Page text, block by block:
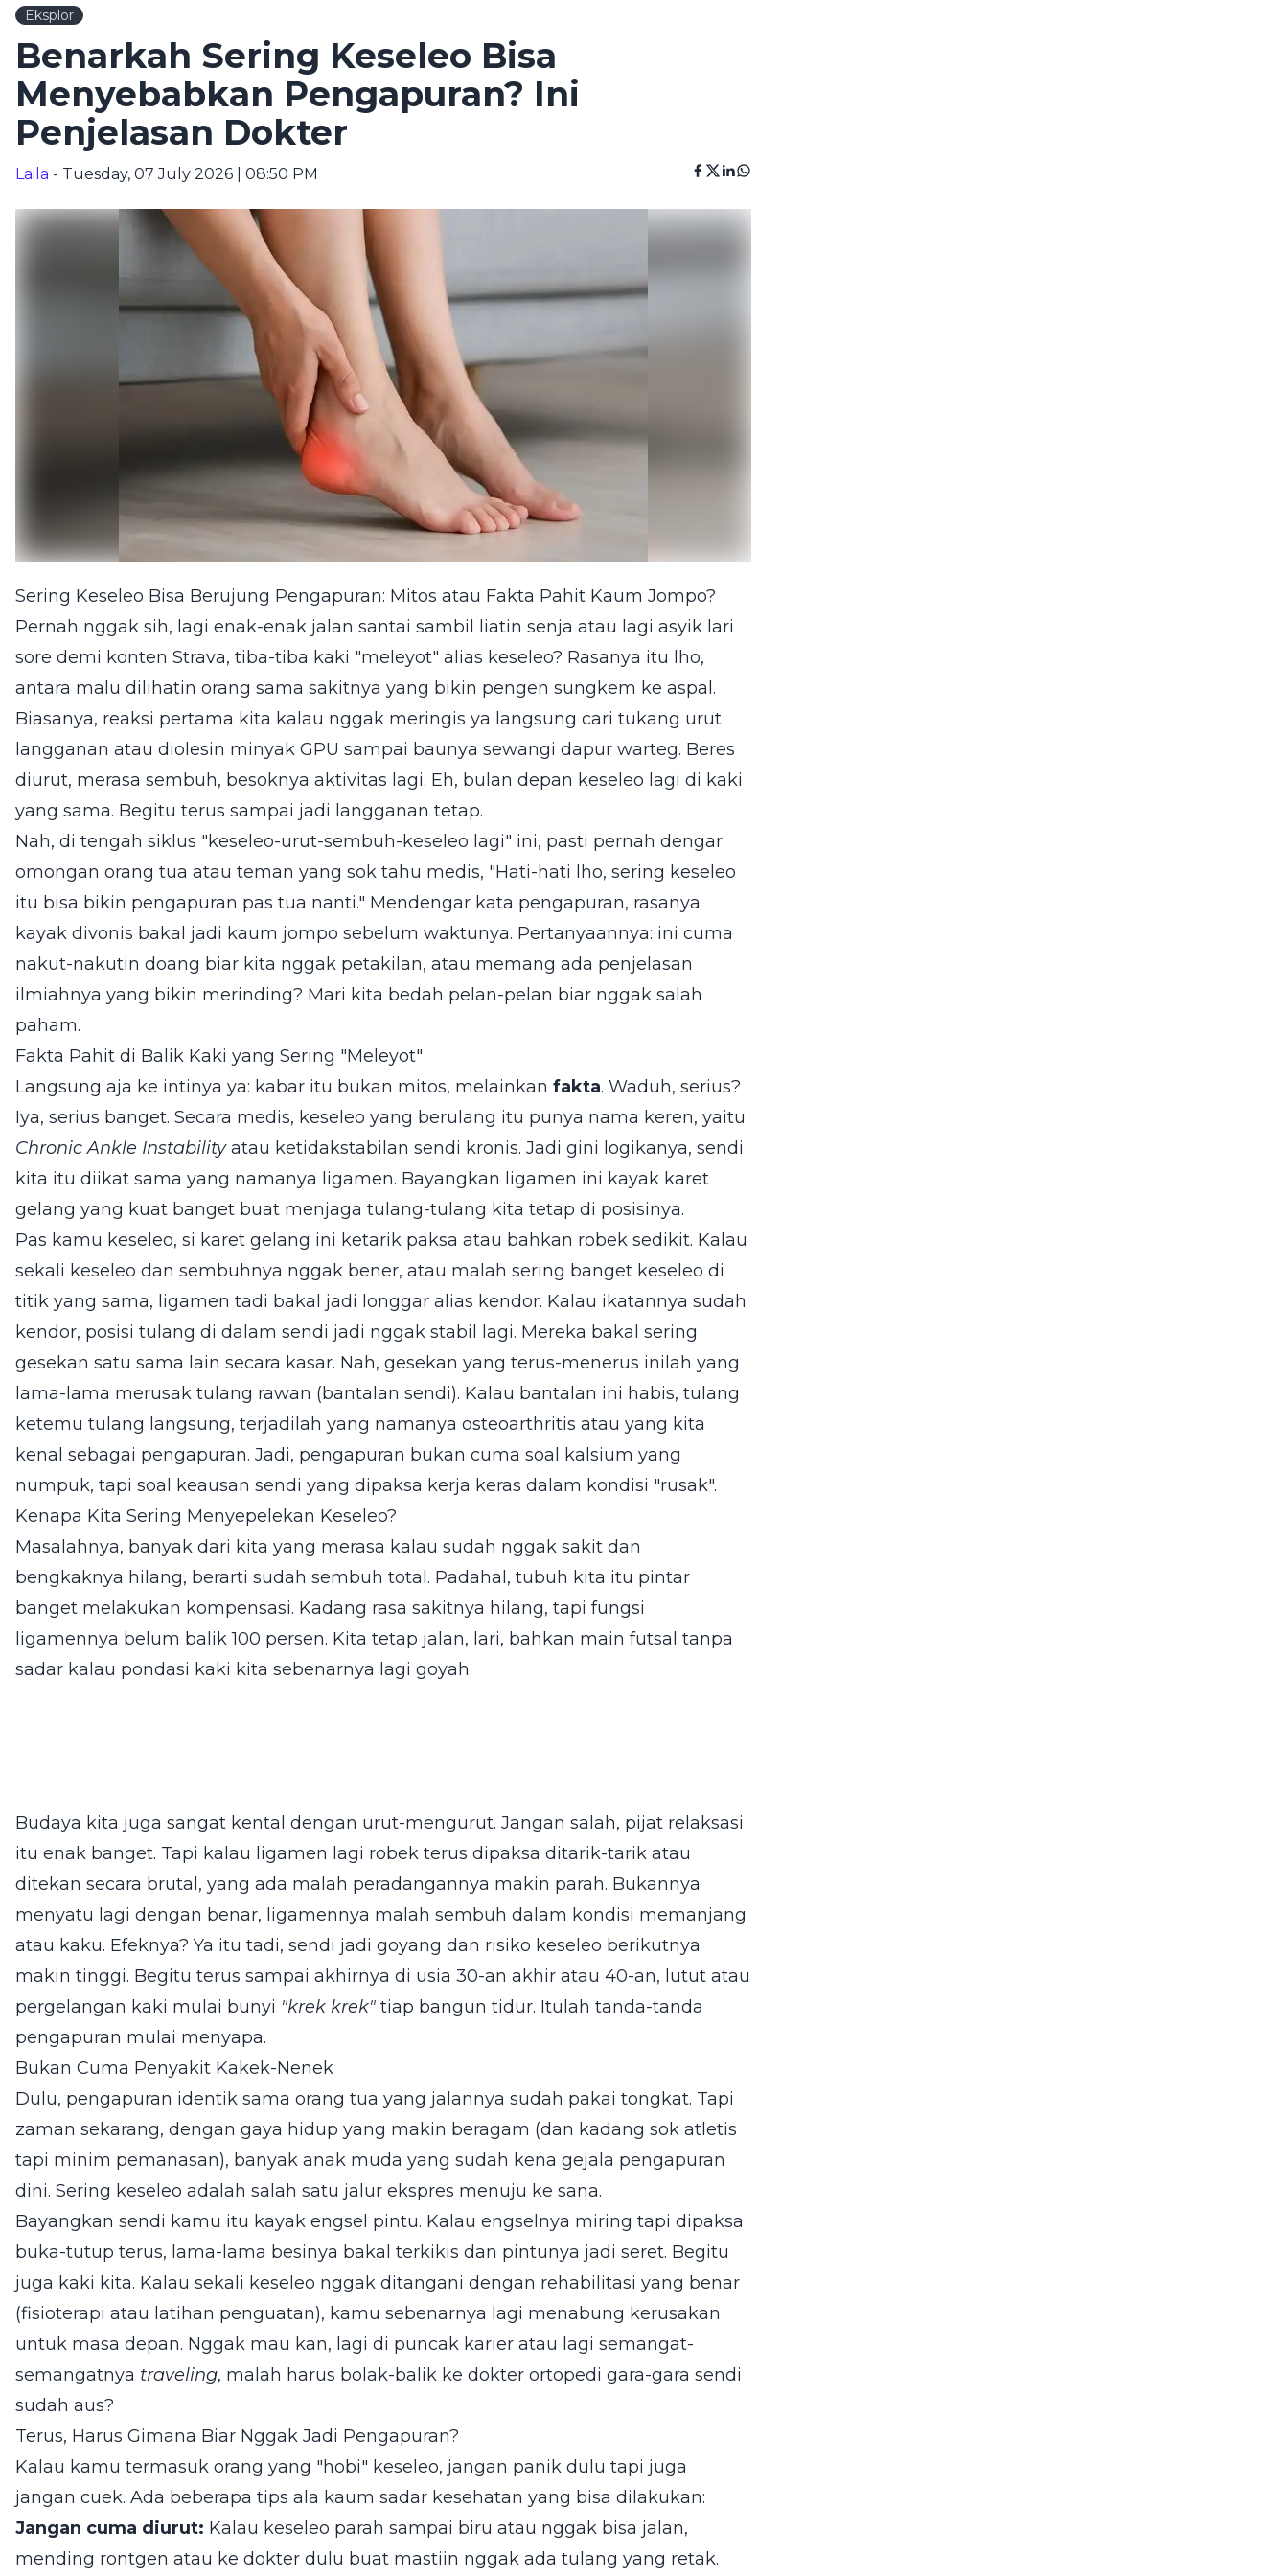
Eksplor
Benarkah Sering Keseleo Bisa
Menyebabkan Pengapuran? Ini
Penjelasan Dokter
Laila - Tuesday, 07 July 2026 | 08:50 PM
Sering Keseleo Bisa Berujung Pengapuran: Mitos atau Fakta Pahit Kaum Jompo?
Pernah nggak sih, lagi enak-enak jalan santai sambil liatin senja atau lagi asyik lari
sore demi konten Strava, tiba-tiba kaki "meleyot" alias keseleo? Rasanya itu lho,
antara malu dilihatin orang sama sakitnya yang bikin pengen sungkem ke aspal.
Biasanya, reaksi pertama kita kalau nggak meringis ya langsung cari tukang urut
langganan atau diolesin minyak GPU sampai baunya sewangi dapur warteg. Beres
diurut, merasa sembuh, besoknya aktivitas lagi. Eh, bulan depan keseleo lagi di kaki
yang sama. Begitu terus sampai jadi langganan tetap.
Nah, di tengah siklus "keseleo-urut-sembuh-keseleo lagi" ini, pasti pernah dengar
omongan orang tua atau teman yang sok tahu medis, "Hati-hati lho, sering keseleo
itu bisa bikin pengapuran pas tua nanti." Mendengar kata pengapuran, rasanya
kayak divonis bakal jadi kaum jompo sebelum waktunya. Pertanyaannya: ini cuma
nakut-nakutin doang biar kita nggak petakilan, atau memang ada penjelasan
ilmiahnya yang bikin merinding? Mari kita bedah pelan-pelan biar nggak salah
paham.
Fakta Pahit di Balik Kaki yang Sering "Meleyot"
Langsung aja ke intinya ya: kabar itu bukan mitos, melainkan fakta. Waduh, serius?
Iya, serius banget. Secara medis, keseleo yang berulang itu punya nama keren, yaitu
Chronic Ankle Instabilityatau ketidakstabilan sendi kronis. Jadi gini logikanya, sendi
kita itu diikat sama yang namanya ligamen. Bayangkan ligamen ini kayak karet
gelang yang kuat banget buat menjaga tulang-tulang kita tetap di posisinya.
Pas kamu keseleo, si karet gelang ini ketarik paksa atau bahkan robek sedikit. Kalau
sekali keseleo dan sembuhnya nggak bener, atau malah sering banget keseleo di
titik yang sama, ligamen tadi bakal jadi longgar alias kendor. Kalau ikatannya sudah
kendor, posisi tulang di dalam sendi jadi nggak stabil lagi. Mereka bakal sering
gesekan satu sama lain secara kasar. Nah, gesekan yang terus-menerus inilah yang
lama-lama merusak tulang rawan (bantalan sendi). Kalau bantalan ini habis, tulang
ketemu tulang langsung, terjadilah yang namanya osteoarthritis atau yang kita
kenal sebagai pengapuran. Jadi, pengapuran bukan cuma soal kalsium yang
numpuk, tapi soal keausan sendi yang dipaksa kerja keras dalam kondisi "rusak".
Kenapa Kita Sering Menyepelekan Keseleo?
Masalahnya, banyak dari kita yang merasa kalau sudah nggak sakit dan
bengkaknya hilang, berarti sudah sembuh total. Padahal, tubuh kita itu pintar
banget melakukan kompensasi. Kadang rasa sakitnya hilang, tapi fungsi
ligamennya belum balik 100 persen. Kita tetap jalan, lari, bahkan main futsal tanpa
sadar kalau pondasi kaki kita sebenarnya lagi goyah.
Budaya kita juga sangat kental dengan urut-mengurut. Jangan salah, pijat relaksasi
itu enak banget. Tapi kalau ligamen lagi robek terus dipaksa ditarik-tarik atau
ditekan secara brutal, yang ada malah peradangannya makin parah. Bukannya
menyatu lagi dengan benar, ligamennya malah sembuh dalam kondisi memanjang
atau kaku. Efeknya? Ya itu tadi, sendi jadi goyang dan risiko keseleo berikutnya
makin tinggi. Begitu terus sampai akhirnya di usia 30-an akhir atau 40-an, lutut atau
pergelangan kaki mulai bunyi "krek krek" tiap bangun tidur. Itulah tanda-tanda
pengapuran mulai menyapa.
Bukan Cuma Penyakit Kakek-Nenek
Dulu, pengapuran identik sama orang tua yang jalannya sudah pakai tongkat. Tapi
zaman sekarang, dengan gaya hidup yang makin beragam (dan kadang sok atletis
tapi minim pemanasan), banyak anak muda yang sudah kena gejala pengapuran
dini. Sering keseleo adalah salah satu jalur ekspres menuju ke sana.
Bayangkan sendi kamu itu kayak engsel pintu. Kalau engselnya miring tapi dipaksa
buka-tutup terus, lama-lama besinya bakal terkikis dan pintunya jadi seret. Begitu
juga kaki kita. Kalau sekali keseleo nggak ditangani dengan rehabilitasi yang benar
(fisioterapi atau latihan penguatan), kamu sebenarnya lagi menabung kerusakan
untuk masa depan. Nggak mau kan, lagi di puncak karier atau lagi semangat-
semangatnya traveling, malah harus bolak-balik ke dokter ortopedi gara-gara sendi
sudah aus?
Terus, Harus Gimana Biar Nggak Jadi Pengapuran?
Kalau kamu termasuk orang yang "hobi" keseleo, jangan panik dulu tapi juga
jangan cuek. Ada beberapa tips ala kaum sadar kesehatan yang bisa dilakukan:
Jangan cuma diurut: Kalau keseleo parah sampai biru atau nggak bisa jalan,
mending rontgen atau ke dokter dulu buat mastiin nggak ada tulang yang retak.